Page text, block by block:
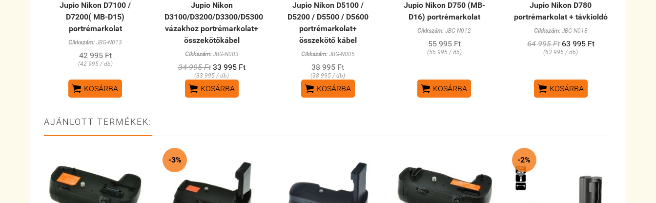
Jupio Nikon D7100 /
D7200( MB-D15)
portrémarkolat
Cikkszám: JBG-N013
42 995 Ft
(42 995 / db)
 KOSÁRBA
Jupio Nikon
D3100/D3200/D3300/D5300
vázakhoz portrémarkolat+
összekötőkábel
Cikkszám:JBG-N003
34 995 Ft 33 995 Ft
(33 995 / db)
 KOSÁRBA
Jupio Nikon D5100 /
D5200 / D5500 / D5600
portrémarkolat+
összekötő kábel
Cikkszám:JBG-N005
38 995 Ft
(38 995 / db)
 KOSÁRBA
Jupio Nikon D750 (MB-
D16) portrémarkolat
Cikkszám: JBG-N012
55 995 Ft
(55 995 / db)
 KOSÁRBA
Jupio Nikon D780
portrémarkolat + távkioldó
Cikkszám:JBG-N018
64 995 Ft 63 995 Ft
(63 995 / db)
 KOSÁRBA
AJÁNLOTT TERMÉKEK:
-3% -2%